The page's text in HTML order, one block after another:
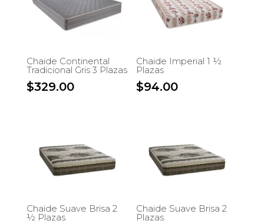
Chaide Continental
Tradicional Gris 3 Plazas
$329.00
Chaide Imperial 1 ½
Plazas
$94.00
Chaide Suave Brisa 2
½ Plazas
Chaide Suave Brisa 2
Plazas